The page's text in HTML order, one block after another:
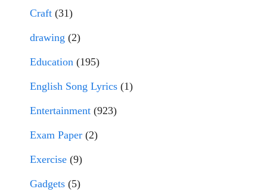
Craft (31)
drawing (2)
Education (195)
English Song Lyrics (1)
Entertainment (923)
Exam Paper (2)
Exercise (9)
Gadgets (5)